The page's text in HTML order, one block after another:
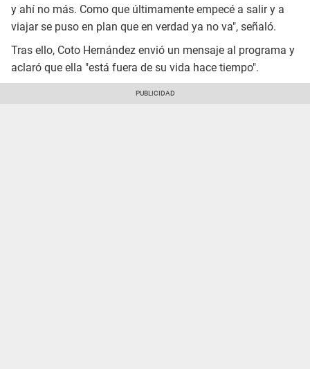
y ahí no más. Como que últimamente empecé a salir y a
viajar se puso en plan que en verdad ya no va", señaló.
Tras ello, Coto Hernández envió un mensaje al programa y
aclaró que ella "está fuera de su vida hace tiempo".